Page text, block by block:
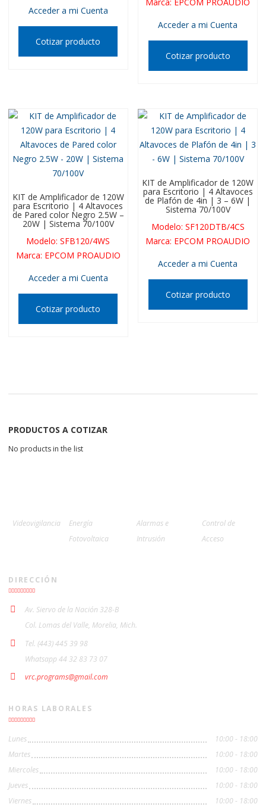
Acceder a mi Cuenta
Cotizar producto
Acceder a mi Cuenta
Cotizar producto
KIT de Amplificador de 120W
para Escritorio | 4 Altavoces
de Pared color Negro 2.5W –
20W | Sistema 70/100V
Modelo:SFB120/4WS
Marca: EPCOM PROAUDIO
Acceder a mi Cuenta
Cotizar producto
KIT de Amplificador de 120W
para Escritorio | 4 Altavoces
de Plafón de 4in | 3 – 6W |
Sistema 70/100V
Modelo: SF120DTB/4CS
Marca: EPCOM PROAUDIO
Acceder a mi Cuenta
Cotizar producto
PRODUCTOS A COTIZAR
No products in the list
Videovigilancia
Energía
Fotovoltaica
Alarmas e
Intrusión
Control de
Acceso
DIRECCIÓN
Av. Siervo de la Nación 328-B
Col. Lomas del Valle, Morelia, Mich.
Tel. (443) 445 39 98
Whatsapp 44 32 83 73 07
vrc.programs@gmail.com
HORAS LABORALES
Lunes
10:00 - 18:00
Martes
10:00 - 18:00
Miercoles
10:00 - 18:00
Jueves
10:00 - 18:00
Viernes
10:00 - 18:00